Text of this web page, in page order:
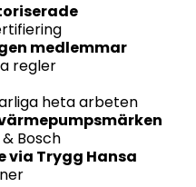
medlemmar
regler
heta arbeten
& Bosch
via Trygg Hansa